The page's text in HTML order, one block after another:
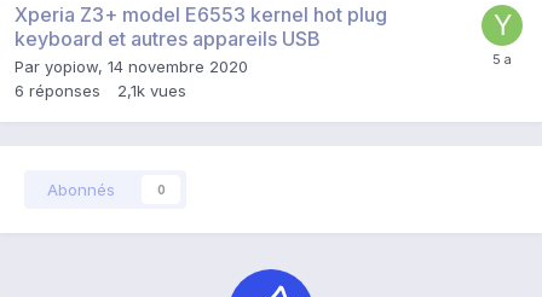
Xperia Z3+ model E6553 kernel hot plug
keyboard et autres appareils USB
Par yopiow, 14 novembre 2020
6 réponses 2,1k vues
Abonnés 0